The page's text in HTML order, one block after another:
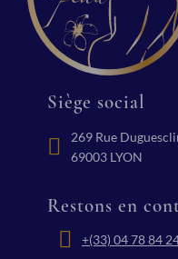
Siège social
269 Rue
69003 LYON
Restons en
+(33) 04 78 84